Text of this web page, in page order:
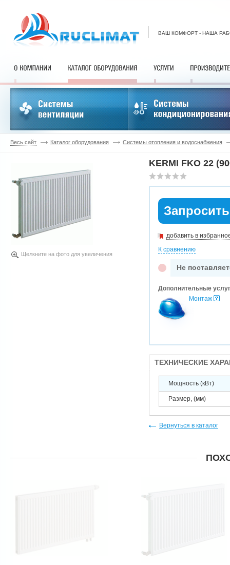
ВАШ КОМФОРТ - НАША
Весь сайт Каталог оборудования Системы отопления и водоснабжения
Щелкните на фото для увеличения
KERMI FKO 22
добавить в
К сравнению
Не
Дополнительные
Монтаж
ТЕХНИЧЕСКИЕ
Мощность (кВт)
Размер, (мм)
Вернуться в каталог